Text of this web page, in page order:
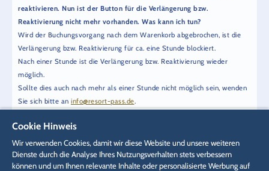
reaktivieren. Nun ist der Button für die Verlängerung bzw.
Reaktivierung nicht mehr vorhanden. Was kann ich tun?
Wird der Buchungsvorgang nach dem Warenkorb abgebrochen, ist die
Verlängerung bzw. Reaktivierung für ca. eine Stunde blockiert.
Nach einer Stunde ist die Verlängerung bzw. Reaktivierung wieder
möglich.
Sollte dies auch nach mehr als einer Stunde nicht möglich sein, wenden
Sie sich bitte an info@resort-pass.de.
Kann ich bereits während meiner aktuellen Gültigkeit alle Leistungen
und Vorteile (Tagesreservierungen, Vorteilstickets, Kinobesuche etc.)
meiner verlängerten, neuen Gültigkeit reservieren und buchen?
Nein, das ist leider nicht möglich.
Cookie Hinweis
Wir verwenden Cookies, damit wir diese Website und unsere weiteren
Dienste durch die Analyse Ihres Nutzungsverhalten stets verbessern
können und um Ihnen relevante Inhalte oder personalisierte Werbung auf